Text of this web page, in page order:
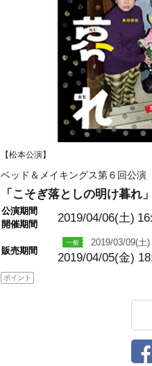
【松本公演】
ベッド＆メイキングス第６回公演
「こそぎ落としの明け暮れ」
公演期間
開催期間
2019/04/06(土)
販売期間
2019/03/09(土)
2019/04/05(金)
ポイント